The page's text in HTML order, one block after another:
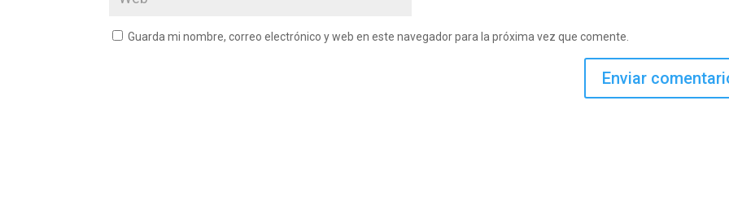
Guarda mi nombre, correo electrónico y web en este navegador para la próxima vez que comente.